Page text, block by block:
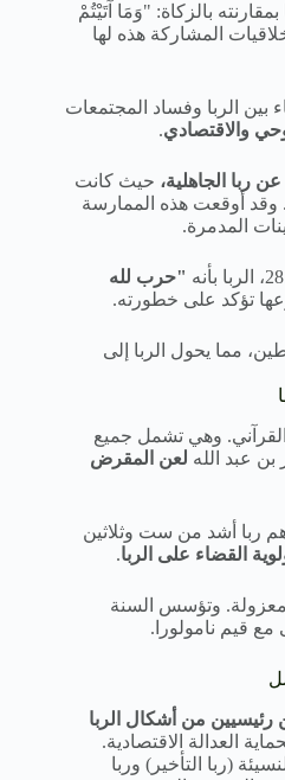
الآية 39، الربا بمقارنته بالزكاة: "وَمَا آتَيْتُمْ
المشاركة هذه لها
النساء بين الربا وفساد المجتمعات
والاقتصادي.
عن ربا الجاهلية، حيث كانت
وقد أوقعت هذه الممارسة
المدمرة.
"حرب لله
تؤكد على خطورته.
مما يحول الربا إلى
القرآني. وهي تشمل جميع
عبد الله لعن المقرض
ربا أشد من ست وثلاثين
القضاء على الربا.
وتؤسس السنة
مع قيم نامولورا.
رئيسيين من أشكال الربا
العدالة الاقتصادية.
(ربا التأخير) وربا